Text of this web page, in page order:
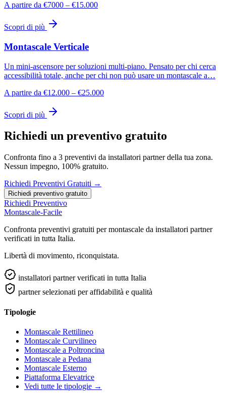
A partire da €7000 – €15.000
Scopri di più
Montascale Verticale
Un mini-ascensore per soluzioni multi-piano. Pensato per chi cerca
accessibilità totale, anche per chi non può usare un montascale a…
A partire da €12.000 – €25.000
Scopri di più
Richiedi un preventivo gratuito
Confronta fino a 3 preventivi da installatori partner della tua zona.
Nessun impegno, 100% gratuito.
Richiedi Preventivi Gratuiti →
Richiedi preventivo gratuito
Richiedi Preventivo
Montascale-Facile
Confronta preventivi gratuiti per montascale da installatori partner
verificati in tutta Italia.
Libertà di movimento, riconquistata.
installatori partner verificati in tutta Italia
partner selezionati per affidabilità e qualità
Tipologie
Montascale Rettilineo
Montascale Curvilineo
Montascale a Poltroncina
Montascale a Pedana
Montascale Esterno
Piattaforma Elevatrice
Vedi tutte le tipologie →